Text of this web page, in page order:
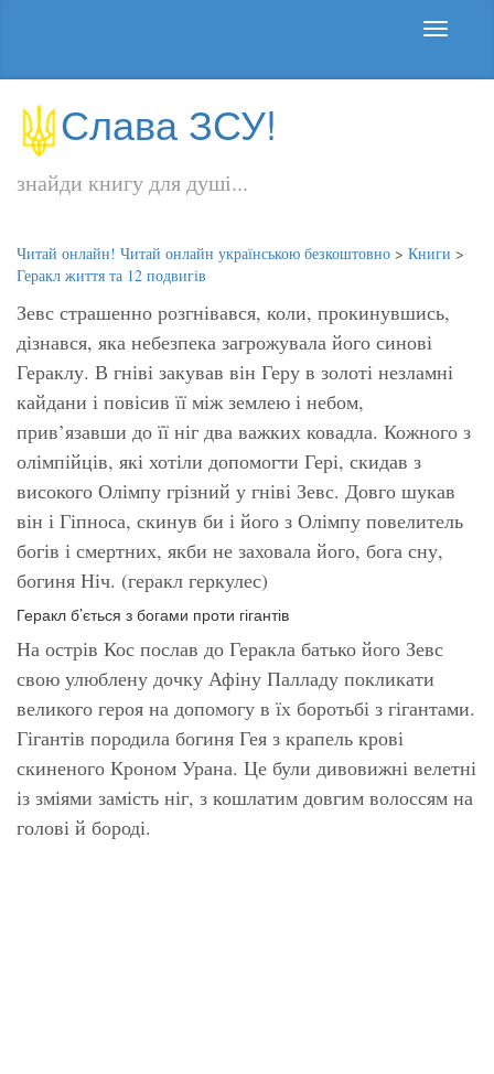
Слава ЗСУ!
знайди книгу для душі...
Читай онлайн! Читай онлайн українською безкоштовно > Книги >
Геракл життя та 12 подвигів
Зевс страшенно розгнівався, коли, прокинувшись,
дізнався, яка небезпека загрожувала його синові
Гераклу. В гніві закував він Геру в золоті незламні
кайдани і повісив її між землею і небом,
прив’язавши до її ніг два важких ковадла. Кожного з
олімпійців, які хотіли допомогти Гері, скидав з
високого Олімпу грізний у гніві Зевс. Довго шукав
він і Гіпноса, скинув би і його з Олімпу повелитель
богів і смертних, якби не заховала його, бога сну,
богиня Ніч. (геракл геркулес)
Геракл б’ється з богами проти гігантів
На острів Кос послав до Геракла батько його Зевс
свою улюблену дочку Афіну Палладу покликати
великого героя на допомогу в їх боротьбі з гігантами.
Гігантів породила богиня Гея з крапель крові
скиненого Кроном Урана. Це були дивовижні велетні
із зміями замість ніг, з кошлатим довгим волоссям на
голові й бороді.